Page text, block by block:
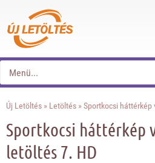
Új Letöltés » Letöltés » Sportkocsi
Sportkocsi háttérkép
letöltés 7. HD